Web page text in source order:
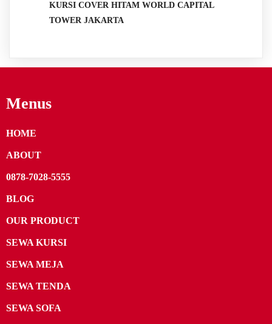
KURSI COVER HITAM WORLD CAPITAL
TOWER JAKARTA
Menus
HOME
ABOUT
0878-7028-5555
BLOG
OUR PRODUCT
SEWA KURSI
SEWA MEJA
SEWA TENDA
SEWA SOFA